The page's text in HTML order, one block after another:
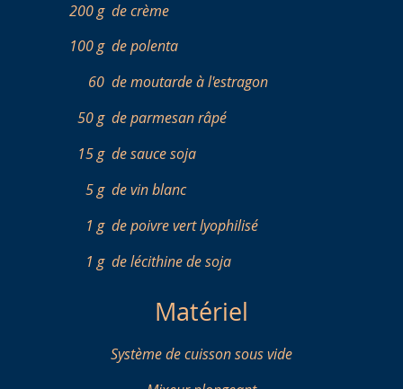
200 g de crème
100 g de polenta
60 de moutarde à l'estragon
50 g de parmesan râpé
15 g de sauce soja
5 g de vin blanc
1 g de poivre vert lyophilisé
1 g de lécithine de soja
Matériel
Système de cuisson sous vide